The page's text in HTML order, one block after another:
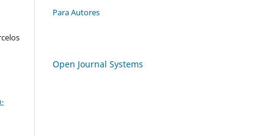
Para Autores
Open Journal Systems